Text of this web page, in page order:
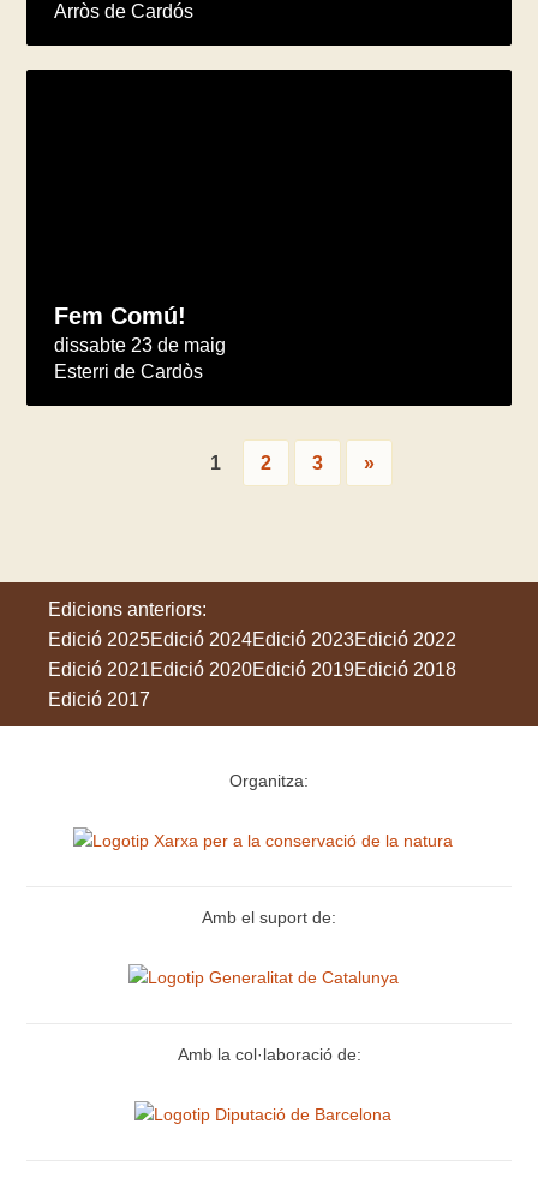
Arròs de Cardós
Fem Comú!
dissabte 23 de maig
Esterri de Cardòs
1 2 3 »
Edicions anteriors:
Edició 2025Edició 2024Edició 2023Edició 2022
Edició 2021Edició 2020Edició 2019Edició 2018
Edició 2017
Organitza:
Amb el suport de:
Amb la col·laboració de: